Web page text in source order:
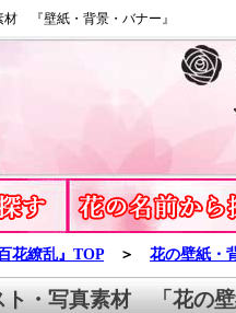
材 『壁紙・背景・バナー』
花繚乱』TOP ＞ 花の壁紙・
ト・写真素材 「花の